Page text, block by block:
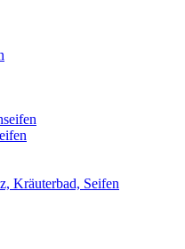
Kräuterbad, Seifen